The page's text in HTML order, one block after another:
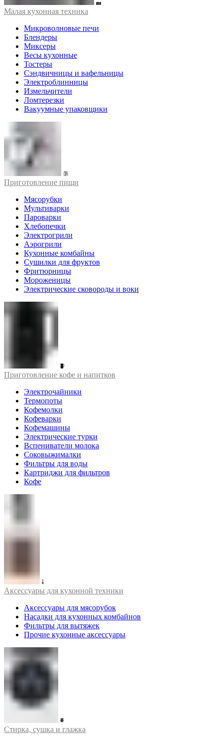
Малая кухонная техника
Микроволновые печи
Блендеры
Миксеры
Весы кухонные
Тостеры
Сэндвичницы и вафельницы
Электроблинницы
Измельчители
Ломтерезки
Вакуумные упаковщики
Приготовление пищи
Мясорубки
Мультиварки
Пароварки
Хлебопечки
Электрогрили
Аэрогрили
Кухонные комбайны
Сушилки для фруктов
Фритюрницы
Мороженицы
Электрические сковороды и воки
Приготовление кофе и напитков
Электрочайники
Термопоты
Кофемолки
Кофеварки
Кофемашины
Электрические турки
Вспениватели молока
Соковыжималки
Фильтры для воды
Картриджи для фильтров
Кофе
Аксессуары для кухонной техники
Аксессуары для мясорубок
Насадки для кухонных комбайнов
Фильтры для вытяжек
Прочие кухонные аксессуары
Стирка, сушка и глажка